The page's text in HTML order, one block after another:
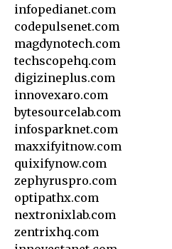
infopedianet.com
codepulsenet.com
magdynotech.com
techscopehq.com
digizineplus.com
innovexaro.com
bytesourcelab.com
infosparknet.com
maxxifyitnow.com
quixifynow.com
zephyruspro.com
optipathx.com
nextronixlab.com
zentrixhq.com